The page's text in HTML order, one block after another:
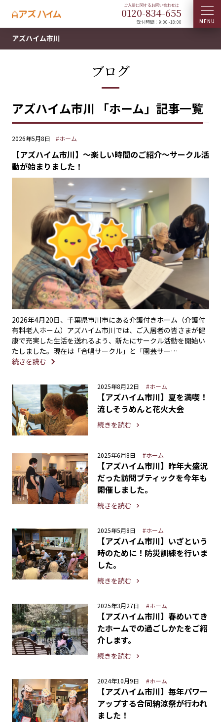
0120-834-655
受付時間：9:00~18:00
アズハイム市川
ブログ
アズハイム市川 「ホーム」記事一覧
2026年5月8日 #ホーム
【アズハイム市川】〜楽しい時間のご紹介〜サークル活
動が始まりました！
2026年4月20日、千葉県市川市にある介護付きホーム（介護付
有料老人ホーム）アズハイム市川では、ご入居者の皆さまが健
康で充実した生活を送れるよう、新たにサークル活動を開始い
たしました。現在は「合唱サークル」と「園芸サー…
続きを読む
2025年8月22日 #ホーム
【アズハイム市川】夏を満喫！
流しそうめんと花火大会
続きを読む
2025年6月8日 #ホーム
【アズハイム市川】昨年大盛況
だった訪問ブティックを今年も
開催しました。
続きを読む
2025年5月8日 #ホーム
【アズハイム市川】いざという
時のために！防災訓練を行いま
した。
続きを読む
2025年3月27日 #ホーム
【アズハイム市川】春めいてき
たホームでの過ごしかたをご紹
介します。
続きを読む
2024年10月9日 #ホーム
【アズハイム市川】毎年パワー
アップする合同納涼祭が行われ
ました！